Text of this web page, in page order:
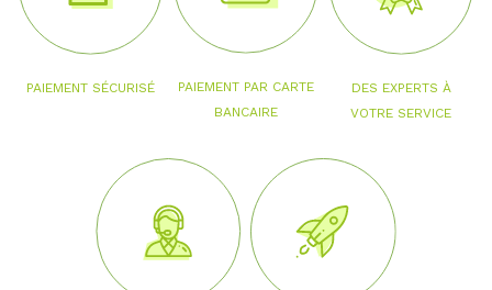
PAIEMENT SÉCURISÉ
PAIEMENT PAR CARTE
BANCAIRE
DES EXPERTS À
VOTRE SERVICE